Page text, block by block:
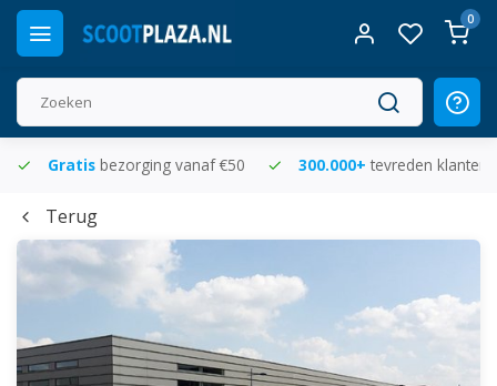
0
Gratis bezorging vanaf €50 300.000+ tevreden klanten
Terug